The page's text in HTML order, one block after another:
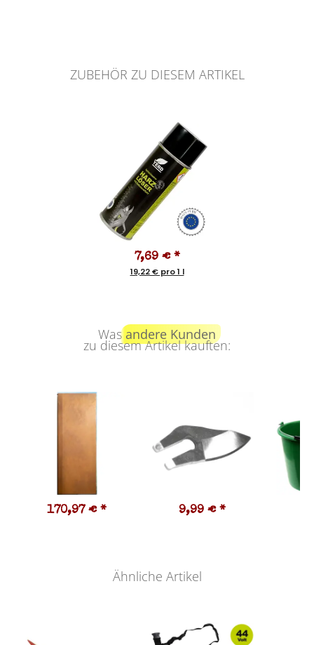
ZUBEHÖR ZU DIESEM ARTIKEL
7,69 € *
19,22 € pro 1 l
Wasandere Kunden
zu diesem Artikel kauften:
170,97 € * 9,99 € *
Ähnliche Artikel